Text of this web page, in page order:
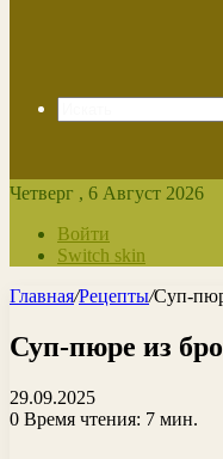
Четверг , 6 Август 2026
Войти
Switch skin
Главная/Рецепты/Суп-
Суп-пюре из
29.09.2025
0 Время чтения: 7 мин.